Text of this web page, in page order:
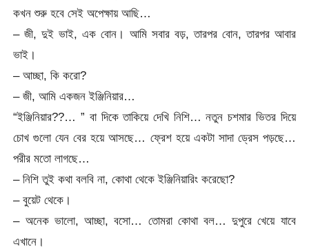
কখন শুরু হবে সেই অপেক্ষায় আছি…
– জী, দুই ভাই, এক বোন। আমি সবার বড়, তারপর বোন, তারপর আবার
ভাই।
– আচ্ছা, কি করো?
– জী, আমি একজন ইঞ্জিনিয়ার…
“ইঞ্জিনিয়ার??… ” বা দিকে তাকিয়ে দেখি নিশি… নতুন চশমার ভিতর দিয়ে
চোখ গুলো যেন বের হয়ে আসছে… ফ্রেশ হয়ে একটা সাদা ড্রেস পড়ছে…
পরীর মতো লাগছে…
– নিশি তুই কথা বলবি না, কোথা থেকে ইঞ্জিনিয়ারিং করেছো?
– বুয়েট থেকে।
– অনেক ভালো, আচ্ছা, বসো… তোমরা কোথা বল… দুপুরে খেয়ে যাবে
এখানে।